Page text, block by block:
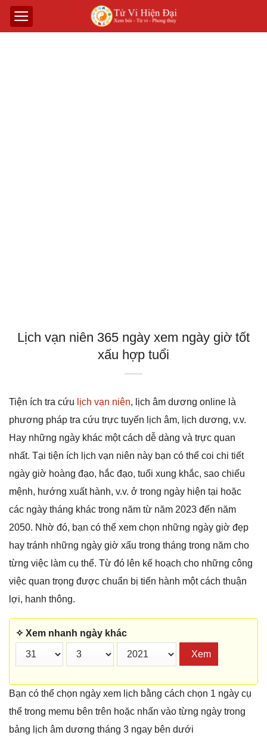
Lịch vạn niên 365 ngày xem ngày giờ tốt
xấu hợp tuổi
Tiện ích tra cứu lịch vạn niên, lịch âm dương online là
phương pháp tra cứu trực tuyến lịch âm, lịch dương, v.v.
Hay những ngày khác một cách dễ dàng và trực quan
nhất. Tại tiện ích lịch vạn niên này bạn có thể coi chi tiết
ngày giờ hoàng đạo, hắc đạo, tuổi xung khắc, sao chiếu
mệnh, hướng xuất hành, v.v. ở trong ngày hiện tại hoặc
các ngày tháng khác trong năm từ năm 2023 đến năm
2050. Nhờ đó, bạn có thể xem chọn những ngày giờ đẹp
hay tránh những ngày giờ xấu trong tháng trong năm cho
từng việc làm cụ thể. Từ đó lên kế hoạch cho những công
việc quan trọng được chuẩn bị tiến hành một cách thuận
lợi, hanh thông.
✧ Xem nhanh ngày khác
Xem
Bạn có thể chọn ngày xem lịch bằng cách chọn 1 ngày cụ
thể trong memu bên trên hoặc nhấn vào từng ngày trong
bảng lịch âm dương tháng 3 ngay bên dưới